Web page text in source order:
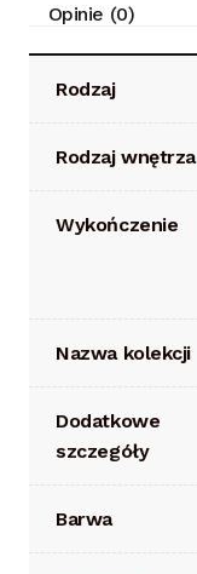
Opinie (0)
Rodzaj
Rodzaj wnętrza
Wykończenie
Nazwa kolekcji
Dodatkowe
szczegóły
Barwa